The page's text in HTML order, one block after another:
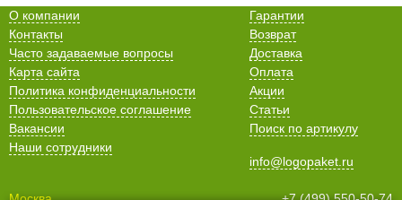
Гарантии
Возврат
Доставка
Оплата
Акции
Статьи
Поиск по артикулу
info@logopaket.ru
О компании
Контакты
Часто задаваемые вопросы
Карта сайта
Политика конфиденциальности
Пользовательское соглашение
Вакансии
Наши сотрудники